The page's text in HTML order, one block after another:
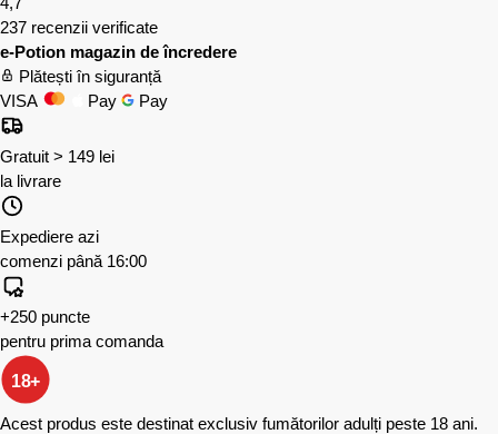
237 recenzii verificate
e-Potion magazin de încredere
Plătești în siguranță
VISA
Pay Pay
Gratuit > 149 lei
la livrare
Expediere azi
comenzi până 16:00
+250 puncte
pentru prima comanda
18+
Acest produs este destinat exclusiv fumătorilor adulți peste 18 ani.